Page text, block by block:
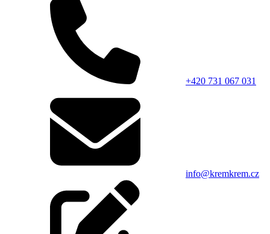
+420 731 067 031
info@kremkrem.cz